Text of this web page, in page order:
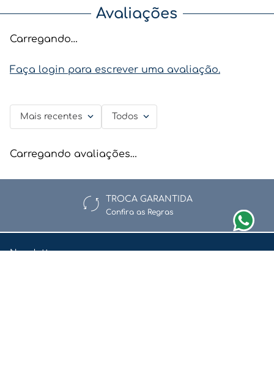
Avaliações
Carregando…
Faça login para escrever uma avaliação.
Mais recentes Todos
Carregando avaliações…
TROCA GARANTIDA
Confira as Regras
Newsletter